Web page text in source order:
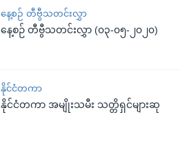
နေ့စဉ် တီဗွီသတင်းလွှာ
နေ့စဉ် တီဗွီသတင်းလွှာ (၀၃-၀၅-၂၀၂၀)
နိုင်ငံတကာ
နိုင်ငံတကာ အမျိုးသမီး သတ္တိရှင်များဆု